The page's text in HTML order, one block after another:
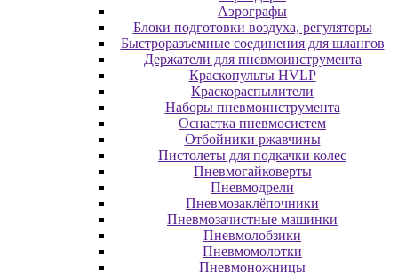
Аэрографы
Блоки подготовки воздуха, регуляторы
Быстроразъемные соединения для шлангов
Держатели для пневмоинструмента
Краскопульты HVLP
Краскораспылители
Наборы пневмоинструмента
Оснастка пневмосистем
Отбойники ржавчины
Пистолеты для подкачки колес
Пневмогайковерты
Пневмодрели
Пневмозаклёпочники
Пневмозачистные машинки
Пневмолобзики
Пневмомолотки
Пневмоножницы